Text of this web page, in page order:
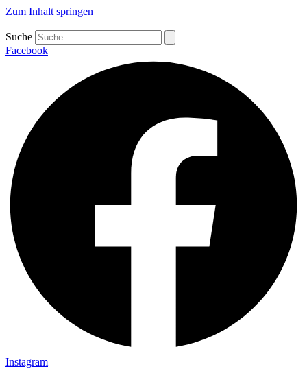
Zum Inhalt springen
Suche
Facebook
Instagram